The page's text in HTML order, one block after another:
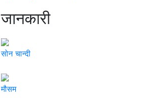
जानकारी
सोन चान्दी
मौसम